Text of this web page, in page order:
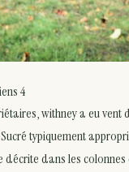
4
withney a eu vent
typiquement
décrite dans les